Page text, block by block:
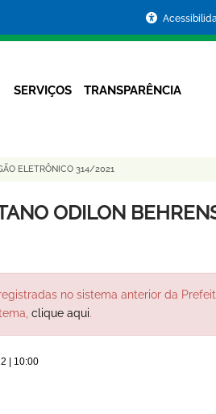
SERVIÇOS TRANSPARÊNCIA
ELETRÔNICO 314/2021
ODILON
no sistema anterior da
clique aqui.
| 10:00